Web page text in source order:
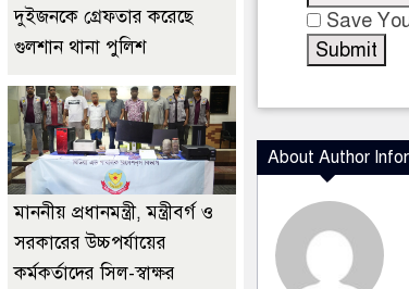
Save
About Author
দুইজনকে গ্রেফতার করেছে
গুলশান থানা পুলিশ
মাননীয় প্রধানমন্ত্রী, মন্ত্রীবর্গ ও
সরকারের উচ্চপর্যায়ের
কর্মকর্তাদের সিল-স্বাক্ষর